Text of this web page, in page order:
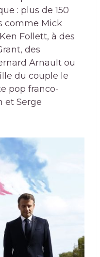
: plus de 150
comme Mick
Follett, à des
des
Arnault ou
du couple le
pop franco-
et Serge